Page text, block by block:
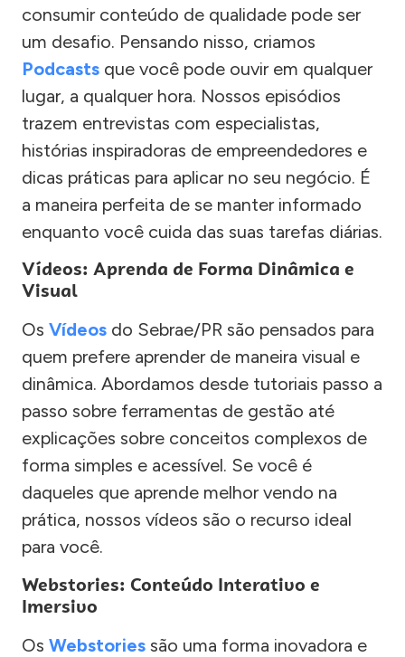
consumir conteúdo de qualidade pode ser
um desafio. Pensando nisso, criamos
Podcasts que você pode ouvir em qualquer
lugar, a qualquer hora. Nossos episódios
trazem entrevistas com especialistas,
histórias inspiradoras de empreendedores e
dicas práticas para aplicar no seu negócio. É
a maneira perfeita de se manter informado
enquanto você cuida das suas tarefas diárias.
Vídeos: Aprenda de Forma Dinâmica e
Visual
Os Vídeos do Sebrae/PR são pensados para
quem prefere aprender de maneira visual e
dinâmica. Abordamos desde tutoriais passo a
passo sobre ferramentas de gestão até
explicações sobre conceitos complexos de
forma simples e acessível. Se você é
daqueles que aprende melhor vendo na
prática, nossos vídeos são o recurso ideal
para você.
Webstories: Conteúdo Interativo e
Imersivo
Os Webstories são uma forma inovadora e